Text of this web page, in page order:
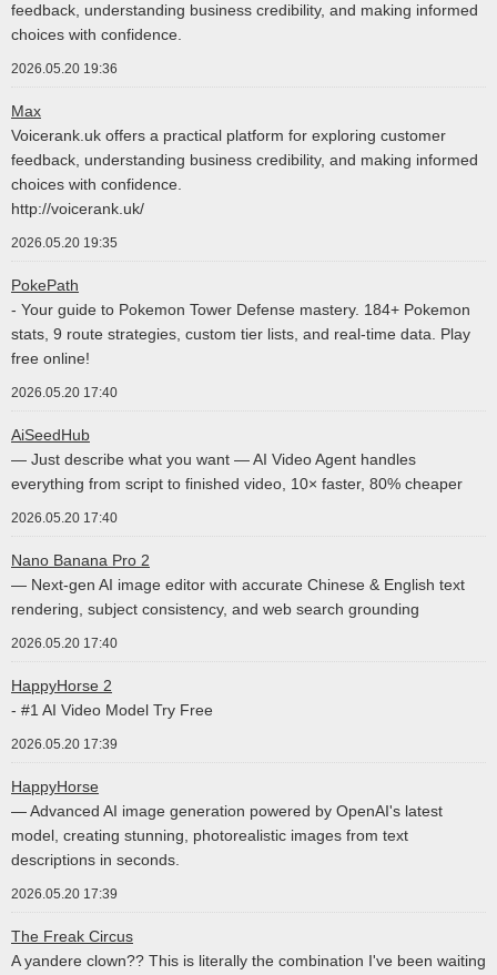
feedback, understanding business credibility, and making informed
choices with confidence.
2026.05.20 19:36
Max
Voicerank.uk offers a practical platform for exploring customer
feedback, understanding business credibility, and making informed
choices with confidence.
http://voicerank.uk/
2026.05.20 19:35
PokePath
- Your guide to Pokemon Tower Defense mastery. 184+ Pokemon
stats, 9 route strategies, custom tier lists, and real-time data. Play
free online!
2026.05.20 17:40
AiSeedHub
— Just describe what you want — AI Video Agent handles
everything from script to finished video, 10× faster, 80% cheaper
2026.05.20 17:40
Nano Banana Pro 2
— Next-gen AI image editor with accurate Chinese & English text
rendering, subject consistency, and web search grounding
2026.05.20 17:40
HappyHorse 2
- #1 AI Video Model Try Free
2026.05.20 17:39
HappyHorse
— Advanced AI image generation powered by OpenAI's latest
model, creating stunning, photorealistic images from text
descriptions in seconds.
2026.05.20 17:39
The Freak Circus
A yandere clown?? This is literally the combination I've been waiting